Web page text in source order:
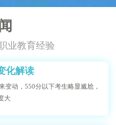
业教育经验
化解读
变动，550分以下考生略显尴尬，
大